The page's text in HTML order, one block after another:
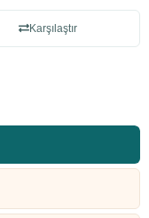
Karşılaştır